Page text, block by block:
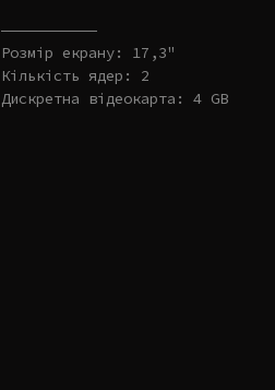
———————————
Розмір екрану: 17,3"
Кількість ядер: 2
Дискретна відеокарта: 4 GB